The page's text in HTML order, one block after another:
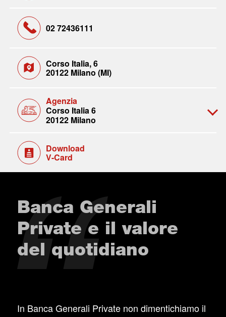
02 72436111
Corso Italia, 6
20122 Milano (MI)
Agenzia
Corso Italia 6
20122 Milano
Download
V-Card
Banca Generali
Private e il valore
del quotidiano
In Banca Generali Private non dimentichiamo il